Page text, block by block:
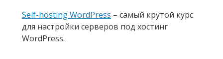
Self-hosting WordPress – самый крутой курс
для настройки серверов под хостинг
WordPress.